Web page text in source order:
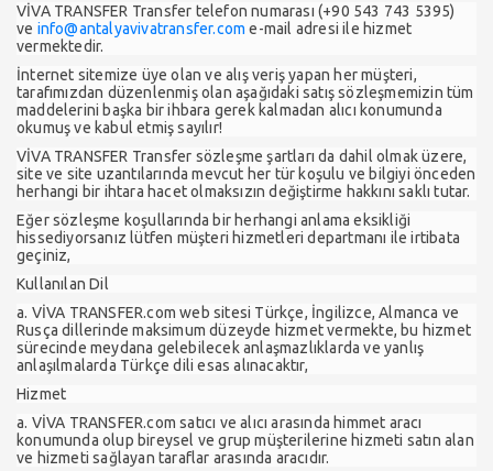
VİVA TRANSFER Transfer telefon numarası (+90 543 743 5395)
ve info@antalyavivatransfer.com e-mail adresi ile hizmet
vermektedir.
İnternet sitemize üye olan ve alış veriş yapan her müşteri,
tarafımızdan düzenlenmiş olan aşağıdaki satış sözleşmemizin tüm
maddelerini başka bir ihbara gerek kalmadan alıcı konumunda
okumuş ve kabul etmiş sayılır!
VİVA TRANSFER Transfer sözleşme şartları da dahil olmak üzere,
site ve site uzantılarında mevcut her tür koşulu ve bilgiyi önceden
herhangi bir ihtara hacet olmaksızın değiştirme hakkını saklı tutar.
Eğer sözleşme koşullarında bir herhangi anlama eksikliği
hissediyorsanız lütfen müşteri hizmetleri departmanı ile irtibata
geçiniz,
Kullanılan Dil
a. VİVA TRANSFER.com web sitesi Türkçe, İngilizce, Almanca ve
Rusça dillerinde maksimum düzeyde hizmet vermekte, bu hizmet
sürecinde meydana gelebilecek anlaşmazlıklarda ve yanlış
anlaşılmalarda Türkçe dili esas alınacaktır,
Hizmet
a. VİVA TRANSFER.com satıcı ve alıcı arasında himmet aracı
konumunda olup bireysel ve grup müşterilerine hizmeti satın alan
ve hizmeti sağlayan taraflar arasında aracıdır.